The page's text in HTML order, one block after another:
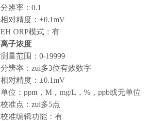
分辨率：0.1
相对精度：±0.1mV
EH ORP模式：有
离子浓度
测量范围：0-19999
分辨率：zui多3位有效数字
相对精度：±0.1mV
单位：ppm，M，mg/L，%，ppb或无单位
校准点：zui多5点
校准编辑功能：有